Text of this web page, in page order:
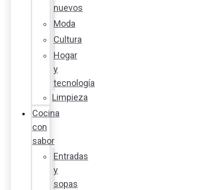
nuevos
Moda
Cultura
Hogar
y
tecnología
Limpieza
Cocina
con
sabor
Entradas
y
sopas